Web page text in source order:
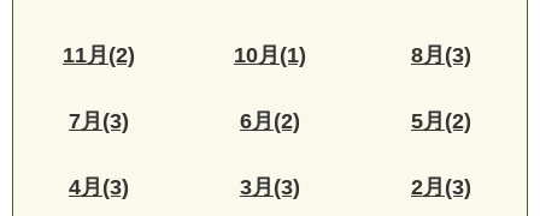
11月(2) 10月(1) 8月(3)
7月(3) 6月(2) 5月(2)
4月(3) 3月(3) 2月(3)